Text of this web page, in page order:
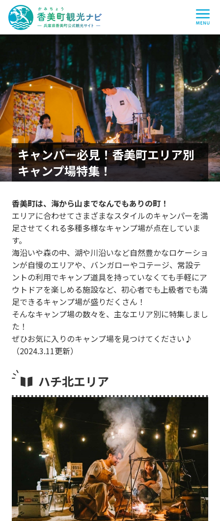
香
美
町
観
光
ナ
ビ
-
兵
庫
県
香
美
町
公
式
観
光
サ
イ
ト
-
キャンパー必見！香美町エリア別
キャンプ場特集！
香美町は、海から山までなんでもありの町！
エリアに合わせてさまざまなスタイルのキャンパーを満
足させてくれる多種多様なキャンプ場が点在していま
す。
海沿いや森の中、湖や川沿いなど自然豊かなロケーショ
ンが自慢のエリアや、バンガローやコテージ、常設テ
ントの利用でキャンプ道具を持っていなくても手軽にア
ウトドアを楽しめる施設など、初心者でも上級者でも満
足できるキャンプ場が盛りだくさん！
そんなキャンプ場の数々を、主なエリア別に特集しまし
た！
ぜひお気に入りのキャンプ場を見つけてください♪
（2024.3.11更新）
ハチ北エリア